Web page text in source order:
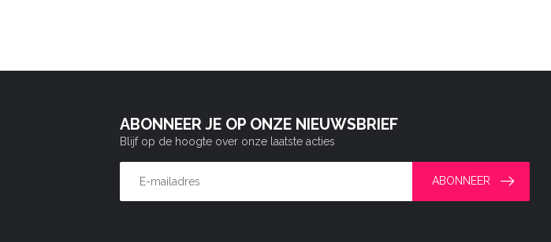
ABONNEER JE OP ONZE NIEUWSBRIEF
Blijf op de hoogte over onze laatste acties
ABONNEER